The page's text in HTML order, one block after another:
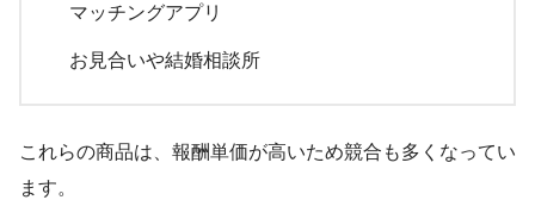
マッチングアプリ
お見合いや結婚相談所
これらの商品は、報酬単価が高いため競合も多くなってい
ます。